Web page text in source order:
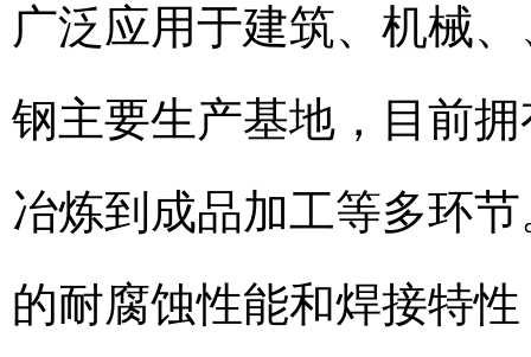
广泛应用于建筑、机械
钢主要生产基地，目前
冶炼到成品加工等多环
的耐腐蚀性能和焊接特